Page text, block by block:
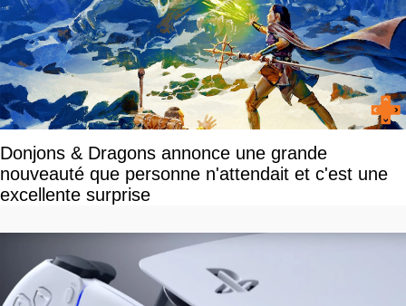
Donjons & Dragons annonce une grande
nouveauté que personne n'attendait et c'est une
excellente surprise